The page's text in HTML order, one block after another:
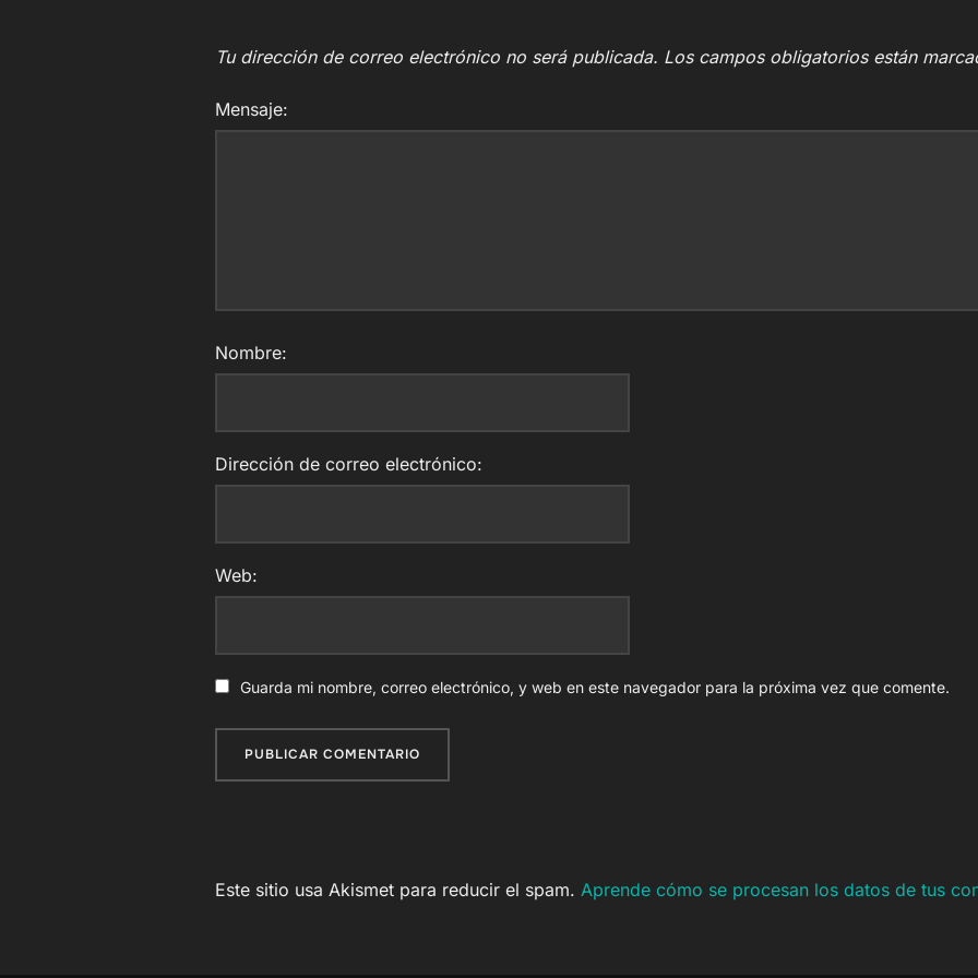
Tu dirección de correo electrónico no será publicada. Los campos obligatorios están
Mensaje:
Nombre:
Dirección de correo electrónico:
Web:
Guarda mi nombre, correo electrónico, y web en este navegador para la próxima vez que comente.
Este sitio usa Akismet para reducir el spam. Aprende cómo se procesan los datos de tus